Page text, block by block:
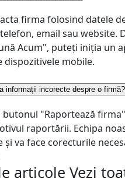
firma folosind datele
email sau website.
Acum", puteți iniția un
dispozitivele mobile.
informații incorecte despre o firmă?
butonul "Raportează
raportării. Echipa
va face corecturile
articole Vezi